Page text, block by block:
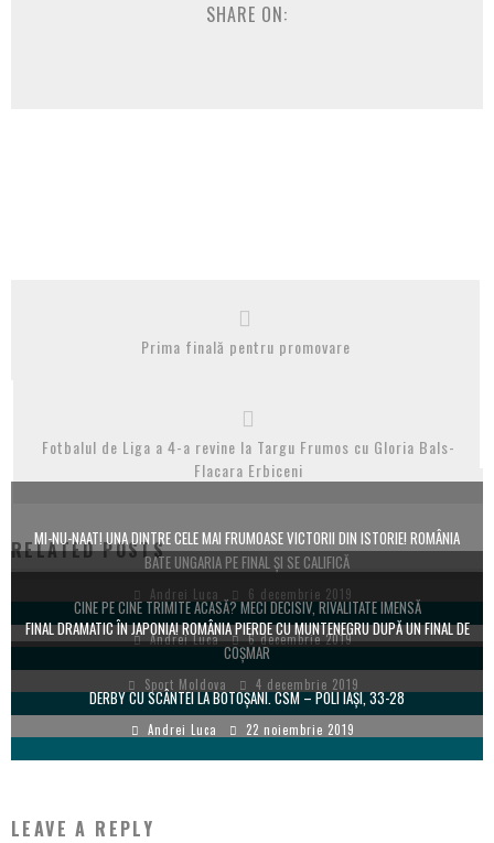
SHARE ON:
Prima finală pentru promovare
Fotbalul de Liga a 4-a revine la Targu Frumos cu Gloria Bals-
Flacara Erbiceni
RELATED POSTS
MI-NU-NAAT! UNA DINTRE CELE MAI FRUMOASE VICTORII DIN ISTORIE! ROMÂNIA
BATE UNGARIA PE FINAL ȘI SE CALIFICĂ
Andrei Luca 6 decembrie 2019
CINE PE CINE TRIMITE ACASĂ? MECI DECISIV, RIVALITATE IMENSĂ
Andrei Luca 6 decembrie 2019
FINAL DRAMATIC ÎN JAPONIA! ROMÂNIA PIERDE CU MUNTENEGRU DUPĂ UN FINAL DE
COȘMAR
Sport Moldova 4 decembrie 2019
DERBY CU SCÂNTEI LA BOTOȘANI. CSM – POLI IAȘI, 33-28
Andrei Luca 22 noiembrie 2019
LEAVE A REPLY